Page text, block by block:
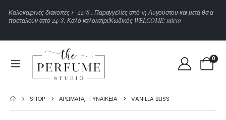
Καλοκαιρινέςδιακοπές 1–22/8. Παραγγελίες από 1η Αυγούστου και μετά θαα
ποσταλούναπό 24/8. Καλό καλοκαίρι!Κωδικός WELCOME: sale10
0
SHOP ΑΡΏΜΑΤΑ, ΓΥΝΑΙΚΕΊΑ VANILLA BLISS